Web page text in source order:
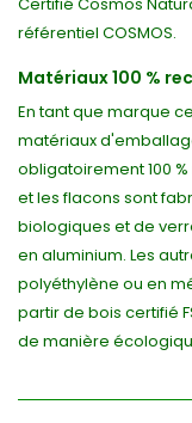
Certifié Cosmos
référentiel COSMOS.
Matériaux 100 %
En tant que marque
matériaux
obligatoirement 100
et les flacons sont
biologiques et de
en aluminium. Les
polyéthylène ou en
partir de bois certifié
de manière